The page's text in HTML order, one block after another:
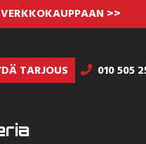
VERKKOKAUPPAAN >>
TARJOUS 010 505